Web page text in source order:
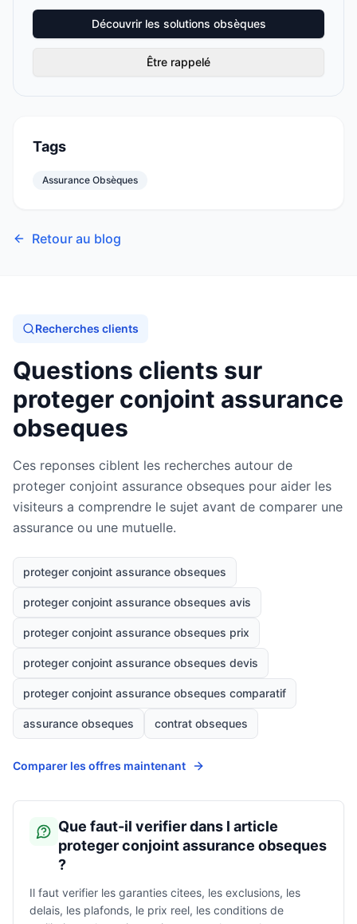
Découvrir les solutions obsèques
Être rappelé
Tags
Assurance Obsèques
Retour au blog
Recherches clients
Questions clients sur
proteger conjoint assurance
obseques
Ces reponses ciblent les recherches autour de
proteger conjoint assurance obseques pour aider les
visiteurs a comprendre le sujet avant de comparer une
assurance ou une mutuelle.
proteger conjoint assurance obseques
proteger conjoint assurance obseques avis
proteger conjoint assurance obseques prix
proteger conjoint assurance obseques devis
proteger conjoint assurance obseques comparatif
assurance obseques contrat obseques
Comparer les offres maintenant
Que faut-il verifier dans l article
proteger conjoint assurance obseques
?
Il faut verifier les garanties citees, les exclusions, les
delais, les plafonds, le prix reel, les conditions de